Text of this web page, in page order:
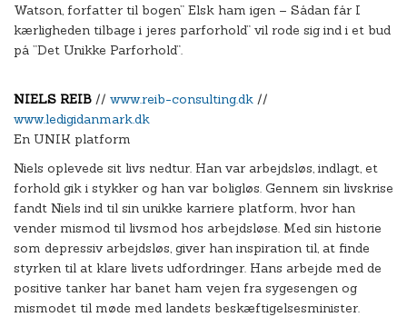
Watson, forfatter til bogen” Elsk ham igen – Sådan får I
kærligheden tilbage i jeres parforhold” vil rode sig ind i et bud
på ”Det Unikke Parforhold”.
NIELS REIB // www.reib-consulting.dk //
www.ledigidanmark.dk
En UNIK platform
Niels oplevede sit livs nedtur. Han var arbejdsløs, indlagt, et
forhold gik i stykker og han var boligløs. Gennem sin livskrise
fandt Niels ind til sin unikke karriere platform, hvor han
vender mismod til livsmod hos arbejdsløse. Med sin historie
som depressiv arbejdsløs, giver han inspiration til, at finde
styrken til at klare livets udfordringer. Hans arbejde med de
positive tanker har banet ham vejen fra sygesengen og
mismodet til møde med landets beskæftigelsesminister.